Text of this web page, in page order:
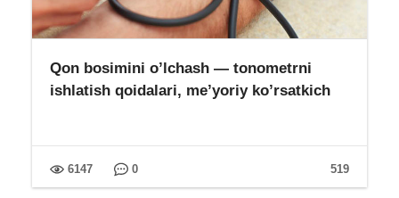
Qon bosimini o’lchash — tonometrni
ishlatish qoidalari, me’yoriy ko’rsatkich
519
6147 0